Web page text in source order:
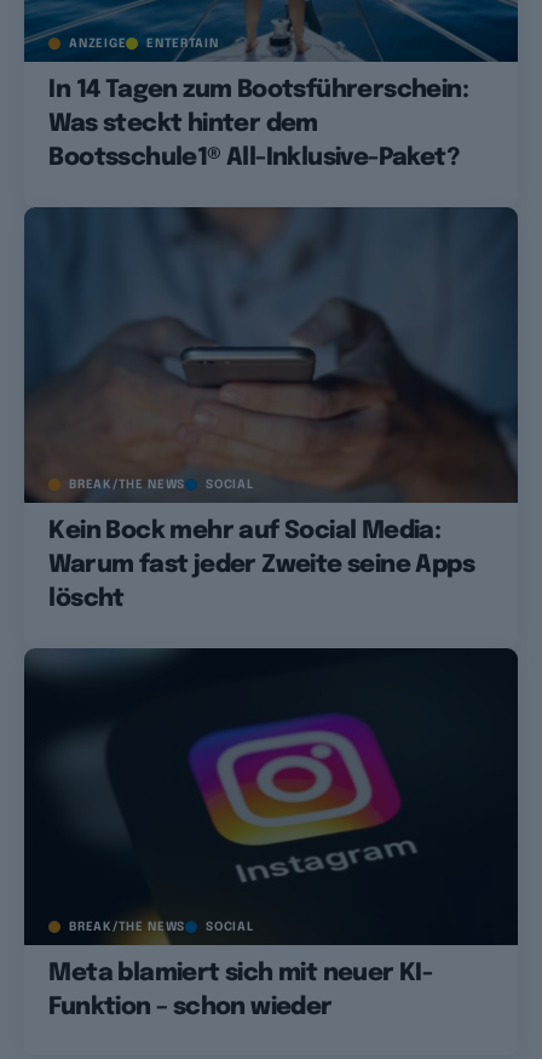
ANZEIGE ENTERTAIN
In 14 Tagen zum Bootsführerschein:
Was steckt hinter dem
Bootsschule1® All-Inklusive-Paket?
BREAK/THE NEWS SOCIAL
Kein Bock mehr auf Social Media:
Warum fast jeder Zweite seine Apps
löscht
BREAK/THE NEWS SOCIAL
Meta blamiert sich mit neuer KI-
Funktion – schon wieder